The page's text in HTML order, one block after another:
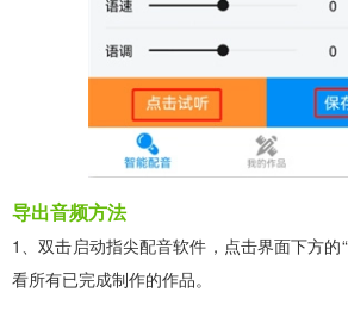
导出音频方法
1、双击启动指尖配音软件，点击界面下方的
看所有已完成制作的作品。